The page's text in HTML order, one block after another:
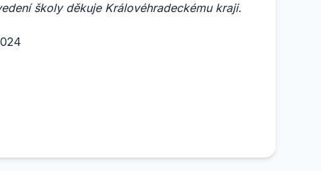
školy děkuje Královéhradeckému kraji.